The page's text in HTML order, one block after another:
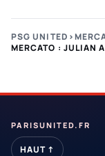
PSG UNITED ›
MERCATO : JULIAN
PARISUNITED.FR
HAUT ↑